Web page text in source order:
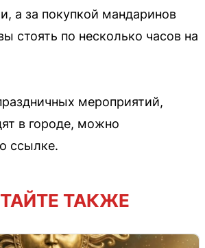
а за покупкой мандаринов
стоять по несколько часов на
мероприятий,
в городе, можно
ссылке.
ТАКЖЕ